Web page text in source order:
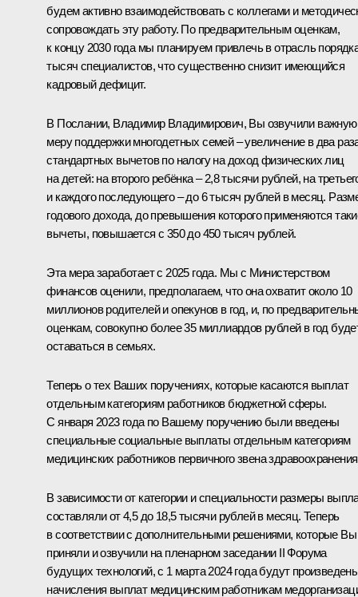
будем активно взаимодействовать с коллегами и
сопровождать эту работу. По предварительным оценкам,
к концу 2030 года мы планируем привлечь в отрасль
тысяч специалистов, что существенно снизит имеющийся
кадровый дефицит.
В Послании, Владимир Владимирович, Вы озвучили важную
меру поддержки многодетных семей – увеличение в два
стандартных вычетов по налогу на доход физических лиц
на детей: на второго ребёнка – 2,8 тысячи рублей, на
и каждого последующего – до 6 тысяч рублей в месяц.
годового дохода, до превышения которого применяются
вычеты, повышается с 350 до 450 тысяч рублей.
Эта мера заработает с 2025 года. Мы с Министерством
финансов оценили, предполагаем, что она охватит около 10
миллионов родителей и опекунов в год, и, по
оценкам, совокупно более 35 миллиардов рублей в год
оставаться в семьях.
Теперь о тех Ваших поручениях, которые касаются выплат
отдельным категориям работников бюджетной сферы.
С января 2023 года по Вашему поручению были введены
специальные социальные выплаты отдельным категориям
медицинских работников первичного звена
В зависимости от категории и специальности размеры
составляли от 4,5 до 18,5 тысячи рублей в месяц. Теперь
в соответствии с дополнительными решениями, которые Вы
приняли и озвучили на пленарном заседании II Форума
будущих технологий, с 1 марта 2024 года будут
начисления выплат медицинским работникам